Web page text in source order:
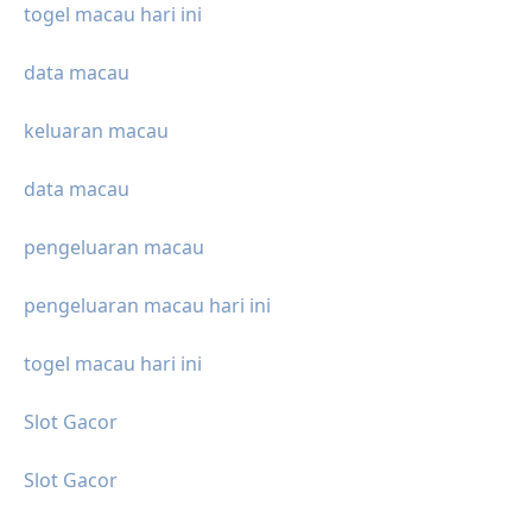
togel macau hari ini
data macau
keluaran macau
data macau
pengeluaran macau
pengeluaran macau hari ini
togel macau hari ini
Slot Gacor
Slot Gacor